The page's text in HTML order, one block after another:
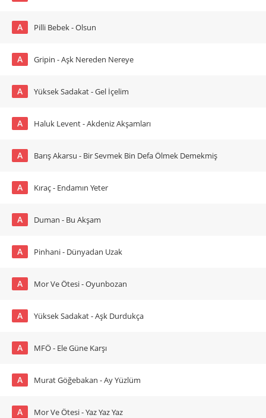
A Pilli Bebek - Olsun
A Gripin - Aşk Nereden Nereye
A Yüksek Sadakat - Gel İçelim
A Haluk Levent - Akdeniz Akşamları
A Barış Akarsu - Bir Sevmek Bin Defa Ölmek Demekmiş
A Kıraç - Endamın Yeter
A Duman - Bu Akşam
A Pinhani - Dünyadan Uzak
A Mor Ve Ötesi - Oyunbozan
A Yüksek Sadakat - Aşk Durdukça
A MFÖ - Ele Güne Karşı
A Murat Göğebakan - Ay Yüzlüm
A Mor Ve Ötesi - Yaz Yaz Yaz